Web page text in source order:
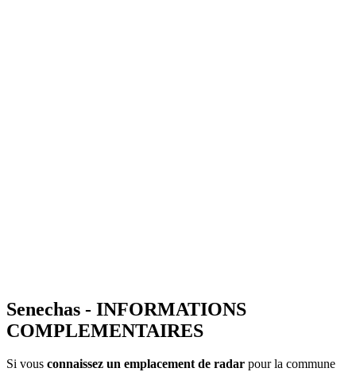
Senechas - INFORMATIONS
COMPLEMENTAIRES
Si vous connaissez un emplacement de radar pour la commune